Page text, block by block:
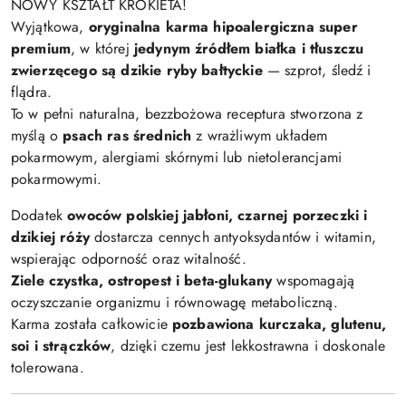
NOWY KSZTAŁT KROKIETA!
Wyjątkowa, oryginalna karma hipoalergiczna super
premium, w której jedynym źródłem białka i tłuszczu
zwierzęcego są dzikie ryby bałtyckie— szprot, śledź i
flądra.
To w pełni naturalna, bezzbożowa receptura stworzona z
myślą o psach ras średnich z wrażliwym układem
pokarmowym, alergiami skórnymi lub nietolerancjami
pokarmowymi.
Dodatekowoców polskiej jabłoni, czarnej porzeczki i
dzikiej różydostarcza cennych antyoksydantów i witamin,
wspierając odporność oraz witalność.
Ziele czystka, ostropest i beta-glukanywspomagają
oczyszczanie organizmu i równowagę metaboliczną.
Karma została całkowicie pozbawiona kurczaka, glutenu,
soi i strączków, dzięki czemu jest lekkostrawna i doskonale
tolerowana.